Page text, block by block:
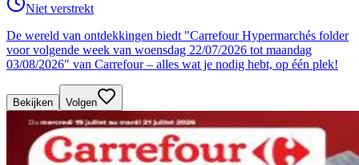
Niet verstrekt
De wereld van ontdekkingen biedt "Carrefour Hypermarchés folder
voor volgende week van woensdag 22/07/2026 tot maandag
03/08/2026" van Carrefour – alles wat je nodig hebt, op één plek!
Bekijken Volgen